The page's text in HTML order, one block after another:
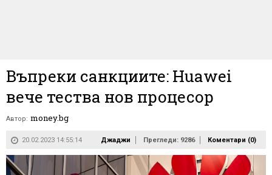
Въпреки санкциите: Huawei
вече тества нов процесор
Автор: money.bg
20.02.2023 14:55:14 Джаджи Прегледи: 9286 Коментари (0)